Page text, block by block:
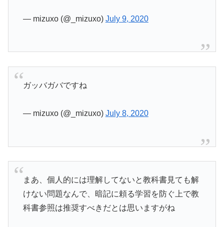
— mizuxo (@_mizuxo) July 9, 2020
ガッバガバですね
— mizuxo (@_mizuxo) July 8, 2020
まあ、個人的には理解してないと教科書見ても解
けない問題なんで、暗記に頼る学習を防ぐ上で教
科書参照は推奨すべきだとは思いますがね